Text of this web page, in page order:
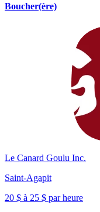
Boucher(ère)
Le Canard Goulu Inc.
Saint-Agapit
20 $ à 25 $ par heure